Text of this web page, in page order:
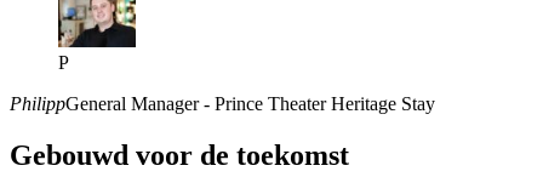
P
PhilippGeneral Manager - Prince Theater Heritage Stay
Gebouwd voor de toekomst